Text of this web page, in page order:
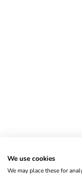
We use cookies
We may place these for